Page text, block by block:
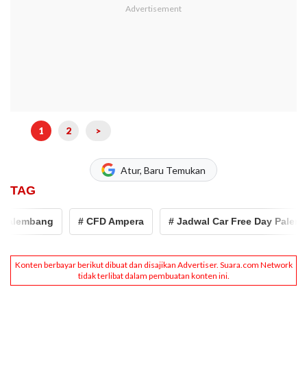
1 2 >
Atur, Baru Temukan
TAG
# CFD Ampera # Jadwal Car Free Day Palembang